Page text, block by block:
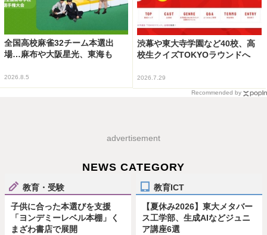
全国高校麻雀32チーム本選出
場…麻布や大阪星光、東海も
2026.8.5
渋幕や東大寺学園など40校、高
校生クイズTOKYOラウンドへ
2026.7.29
Recommended by
advertisement
NEWS CATEGORY
教育・受験
子供に合った本選びを支援
「ヨンデミーレベル本棚」く
まざわ書店で展開
教育ICT
【夏休み2026】東大メタバー
ス工学部、生成AIなどジュニ
ア講座6選